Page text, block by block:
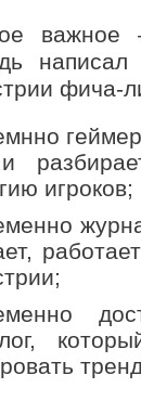
фича-
игроков;